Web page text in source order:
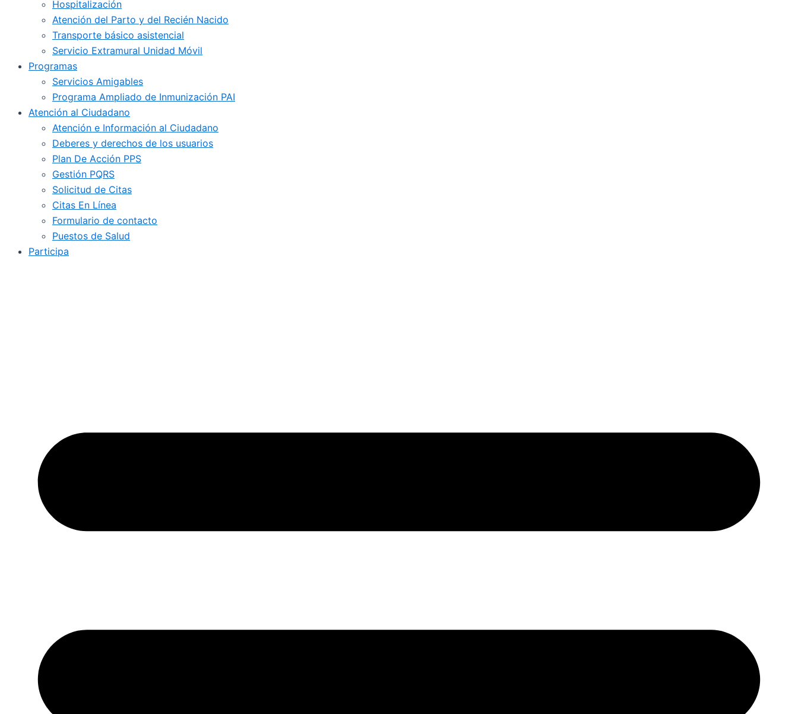
Hospitalización
Atención del Parto y del Recién Nacido
Transporte básico asistencial
Servicio Extramural Unidad Móvil
Programas
Servicios Amigables
Programa Ampliado de Inmunización PAI
Atención al Ciudadano
Atención e Información al Ciudadano
Deberes y derechos de los usuarios
Plan De Acción PPS
Gestión PQRS
Solicitud de Citas
Citas En Línea
Formulario de contacto
Puestos de Salud
Participa